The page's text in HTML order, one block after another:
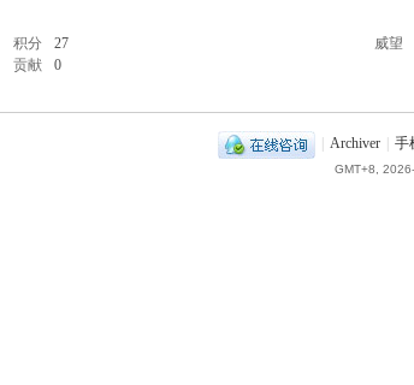
积分 27 威望
贡献 0
Archiver 手
GMT+8,